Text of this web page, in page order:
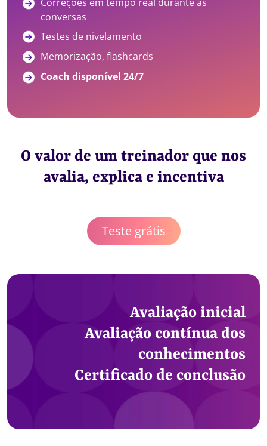
conversas
Testes de nivelamento
Memorização, flashcards
Coach disponível 24/7
O valor de um treinador que nos
avalia, explica e incentiva
Teste grátis
Avaliação inicial
Avaliação contínua dos
conhecimentos
Certificado de conclusão